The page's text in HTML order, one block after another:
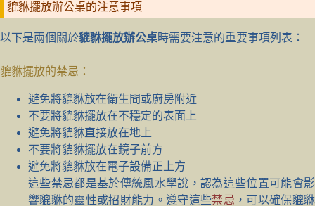
貔貅擺放辦公桌的注意事項
以下是兩個關於貔貅擺放辦公桌時需要注意的重要事項列表：
貔貅擺放的禁忌：
避免將貔貅放在衛生間或廚房附近
不要將貔貅擺放在不穩定的表面上
避免將貔貅直接放在地上
不要將貔貅擺放在鏡子前方
避免將貔貅放在電子設備正上方
這些禁忌都是基於傳統風水學說，認為這些位置可能會影
響貔貅的靈性或招財能力。遵守這些禁忌 ，可以確保貔貅